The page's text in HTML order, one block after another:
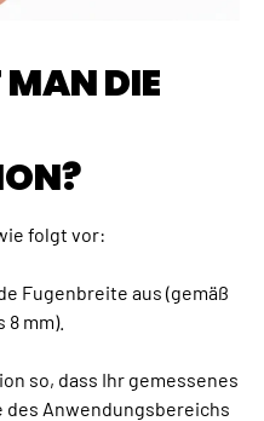
MAN DIE
folgt vor:
Fugenbreite aus (gemäß
mm).
so, dass Ihr gemessenes
des Anwendungsbereichs